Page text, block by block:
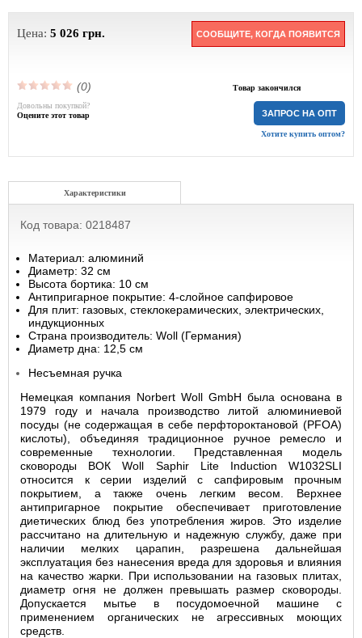
Цена: 5 026 грн. СООБЩИТЕ, КОГДА ПОЯВИТСЯ
(0) Товар закончился
ЗАПРОС НА ОПТ
Хотите купить оптом?
Довольны покупкой?
Оцените этот товар
Характеристики
Код товара: 0218487
Материал: алюминий
Диаметр: 32 см
Высота бортика: 10 см
Антипригарное покрытие: 4-слойное сапфировое
Для плит: газовых, стеклокерамических, электрических,
индукционных
Страна производитель: Woll (Германия)
Диаметр дна: 12,5 см
Несъемная ручка
Немецкая компания Norbert Woll GmbH была основана в
1979 году и начала производство литой алюминиевой
посуды (не содержащая в себе перфтороктановой (PFOA)
кислоты), объединяя традиционное ручное ремесло и
современные технологии. Представленная модель
сковороды ВОК Woll Saphir Lite Induction W1032SLI
относится к серии изделий с сапфировым прочным
покрытием, а также очень легким весом. Верхнее
антипригарное покрытие обеспечивает приготовление
диетических блюд без употребления жиров. Это изделие
рассчитано на длительную и надежную службу, даже при
наличии мелких царапин, разрешена дальнейшая
эксплуатация без нанесения вреда для здоровья и влияния
на качество жарки. При использовании на газовых плитах,
диаметр огня не должен превышать размер сковороды.
Допускается мытье в посудомоечной машине с
применением органических не агрессивных моющих
средств.